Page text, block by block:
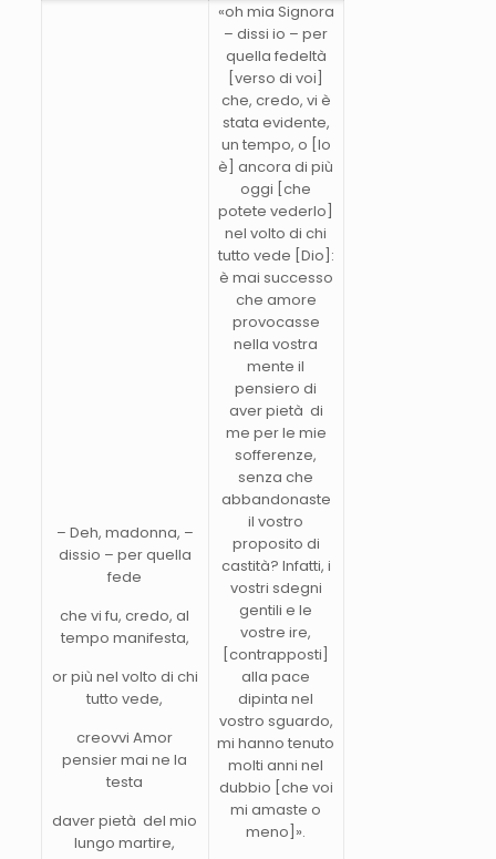
– Deh, madonna, –
dissio – per quella
fede
che vi fu, credo, al
tempo manifesta,
or più nel volto di chi
tutto vede,
creovvi Amor
pensier mai ne la
testa
daver pietà del mio
lungo martire,
«oh mia Signora
– dissi io – per
quella fedeltà
[verso di voi]
che, credo, vi è
stata evidente,
un tempo, o [lo
è] ancora di più
oggi [che
potete vederlo]
nel volto di chi
tutto vede [Dio]:
è mai successo
che amore
provocasse
nella vostra
mente il
pensiero di
aver pietà di
me per le mie
sofferenze,
senza che
abbandonaste
il vostro
proposito di
castità? Infatti, i
vostri sdegni
gentili e le
vostre ire,
[contrapposti]
alla pace
dipinta nel
vostro sguardo,
mi hanno tenuto
molti anni nel
dubbio [che voi
mi amaste o
meno]».